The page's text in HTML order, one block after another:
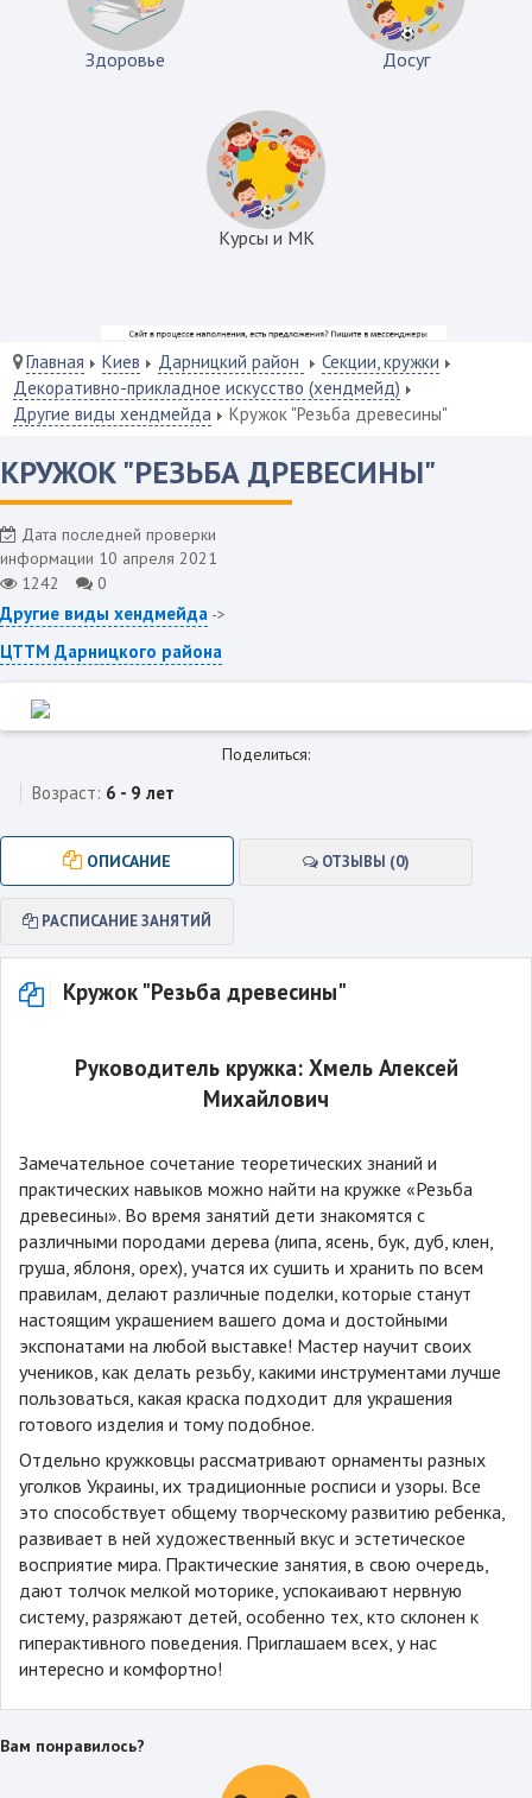
Здоровье Досуг
Курсы и МК
Главная Киев Дарницкий район
Секции, кружки
Декоративно-прикладное искусство (хендмейд)
Другие виды хендмейда
Кружок "Резьба древесины"
КРУЖОК "РЕЗЬБА ДРЕВЕСИНЫ"
Дата последней проверки
информации 10 апреля 2021
1242
0
Другие виды хендмейда ->
ЦТТМ Дарницкого района
Поделиться:
Возраст: 6 - 9 лет
ОПИСАНИЕ ОТЗЫВЫ (0)
РАСПИСАНИЕ ЗАНЯТИЙ
Кружок "Резьба древесины"
Руководитель кружка: Хмель Алексей
Михайлович
Замечательное сочетание теоретических знаний и
практических навыков можно найти на кружке «Резьба
древесины». Во время занятий дети знакомятся с
различными породами дерева (липа, ясень, бук, дуб, клен,
груша, яблоня, орех), учатся их сушить и хранить по всем
правилам, делают различные поделки, которые станут
настоящим украшением вашего дома и достойными
экспонатами на любой выставке! Мастер научит своих
учеников, как делать резьбу, какими инструментами лучше
пользоваться, какая краска подходит для украшения
готового изделия и тому подобное.
Отдельно кружковцы рассматривают орнаменты разных
уголков Украины, их традиционные росписи и узоры. Все
это способствует общему творческому развитию ребенка,
развивает в ней художественный вкус и эстетическое
восприятие мира. Практические занятия, в свою очередь,
дают толчок мелкой моторике, успокаивают нервную
систему, разряжают детей, особенно тех, кто склонен к
гиперактивного поведения. Приглашаем всех, у нас
интересно и комфортно!
Вам понравилось?